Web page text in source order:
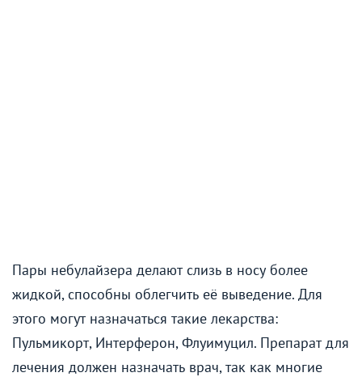
Пары небулайзера делают слизь в носу более
жидкой, способны облегчить её выведение. Для
этого могут назначаться такие лекарства:
Пульмикорт, Интерферон, Флуимуцил. Препарат для
лечения должен назначать врач, так как многие